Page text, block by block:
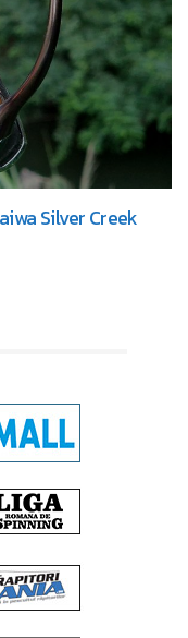
Silver Creek